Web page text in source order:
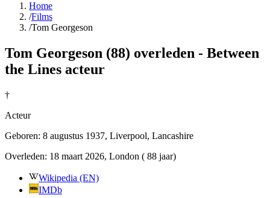
Home
/Films
/Tom Georgeson
Tom Georgeson (88) overleden - Between
the Lines acteur
†
Acteur
Geboren: 8 augustus 1937, Liverpool, Lancashire
Overleden: 18 maart 2026, London ( 88 jaar)
Wikipedia (EN)
IMDb